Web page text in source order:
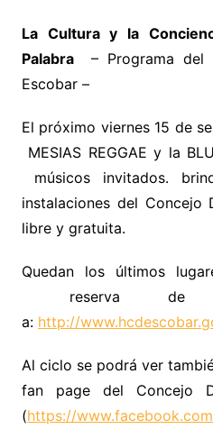
La Cultura y la
Palabra– Programa del
Escobar –
El próximo viernes 15 de
MESIAS REGGAE y la
músicos invitados.
instalaciones del Concejo
libre y gratuita.
Quedan los últimos
reserva de
a: http://
Al ciclo se podrá ver
fan page del Concejo
(https://